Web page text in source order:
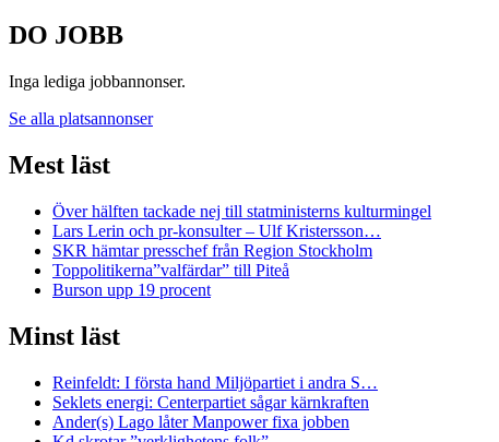
DO JOBB
Inga lediga jobbannonser.
Se alla platsannonser
Mest läst
Över hälften tackade nej till statministerns kulturmingel
Lars Lerin och pr-konsulter – Ulf Kristersson…
SKR hämtar presschef från Region Stockholm
Toppolitikerna”valfärdar” till Piteå
Burson upp 19 procent
Minst läst
Reinfeldt: I första hand Miljöpartiet i andra S…
Seklets energi: Centerpartiet sågar kärnkraften
Ander(s) Lago låter Manpower fixa jobben